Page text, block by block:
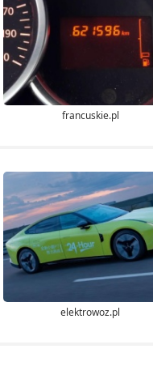
francuskie.pl
elektrowoz.pl